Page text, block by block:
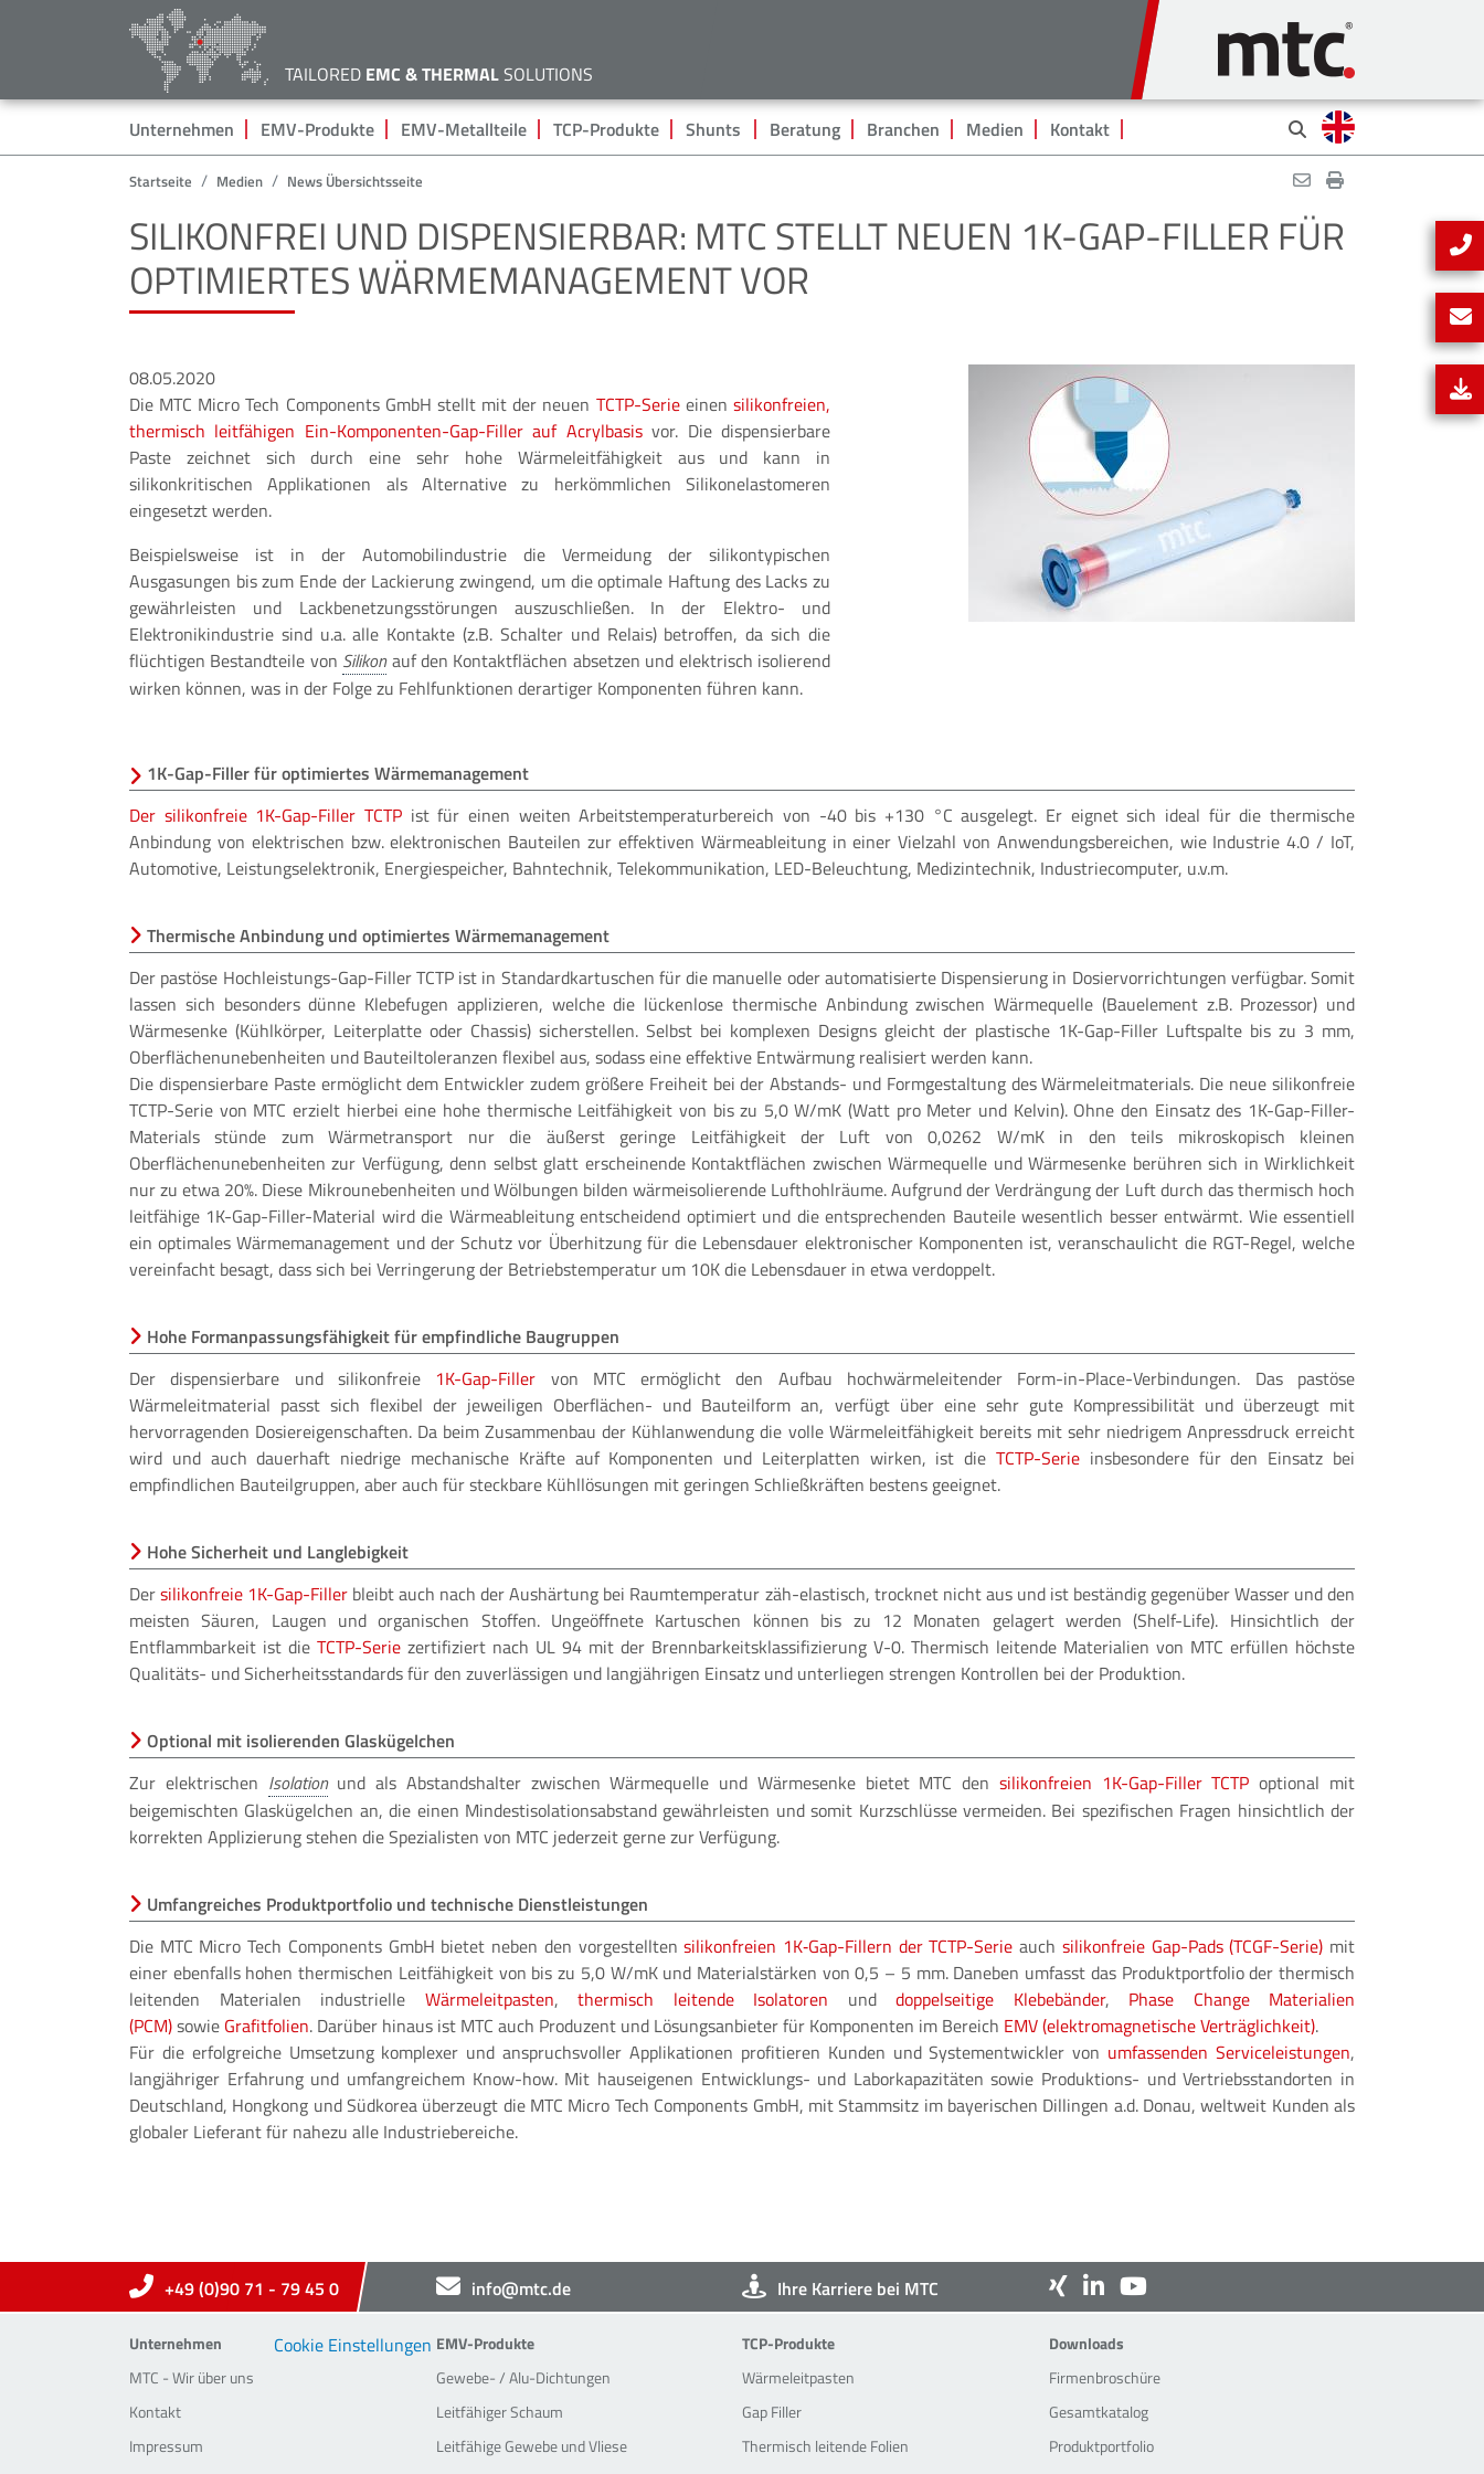
TAILORED EMC & THERMALSOLUTIONS
Hauptnavigation
Unternehmen EMV-Produkte EMV-Metallteile TCP-Produkte Shunts Beratung Branchen Medien Kontakt
Startseite Medien News Übersichtsseite
SILIKONFREI UND DISPENSIERBAR: MTC STELLT NEUEN 1K-GAP-FILLER FÜR
OPTIMIERTES WÄRMEMANAGEMENT VOR
08.05.2020
Die MTC Micro Tech Components GmbH stellt mit der neuen TCTP-Serieeinen silikonfreien,
thermisch leitfähigen Ein-Komponenten-Gap-Filler auf Acrylbasisvor. Die dispensierbare
Paste zeichnet sich durch eine sehr hohe Wärmeleitfähigkeit aus und kann in
silikonkritischen Applikationen als Alternative zu herkömmlichen Silikonelastomeren
eingesetzt werden.
Beispielsweise ist in der Automobilindustrie die Vermeidung der silikontypischen
Ausgasungen bis zum Ende der Lackierung zwingend, um die optimale Haftung des Lacks zu
gewährleisten und Lackbenetzungsstörungen auszuschließen. In der Elektro- und
Elektronikindustrie sind u.a. alle Kontakte (z.B. Schalter und Relais) betroffen, da sich die
flüchtigen Bestandteile von
auf den Kontaktflächen absetzen und elektrisch isolierend
wirken können, was in der Folge zu Fehlfunktionen derartiger Komponenten führen kann.
1K-Gap-Filler für optimiertes Wärmemanagement
Der silikonfreie 1K-Gap-Filler TCTP ist für einen weiten Arbeitstemperaturbereich von -40 bis +130 °C ausgelegt. Er eignet sich ideal für die thermische
Anbindung von elektrischen bzw. elektronischen Bauteilen zur effektiven Wärmeableitung in einer Vielzahl von Anwendungsbereichen, wie Industrie 4.0 / IoT,
Automotive, Leistungselektronik, Energiespeicher, Bahntechnik, Telekommunikation, LED-Beleuchtung, Medizintechnik, Industriecomputer, u.v.m.
Thermische Anbindung und optimiertes Wärmemanagement
Der pastöse Hochleistungs-Gap-Filler TCTP ist in Standardkartuschen für die manuelle oder automatisierte Dispensierung in Dosiervorrichtungen verfügbar. Somit
lassen sich besonders dünne Klebefugen applizieren, welche die lückenlose thermische Anbindung zwischen Wärmequelle (Bauelement z.B. Prozessor) und
Wärmesenke (Kühlkörper, Leiterplatte oder Chassis) sicherstellen. Selbst bei komplexen Designs gleicht der plastische 1K-Gap-Filler Luftspalte bis zu 3 mm,
Oberflächenunebenheiten und Bauteiltoleranzen flexibel aus, sodass eine effektive Entwärmung realisiert werden kann.
Die dispensierbare Paste ermöglicht dem Entwickler zudem größere Freiheit bei der Abstands- und Formgestaltung des Wärmeleitmaterials. Die neue silikonfreie
TCTP-Serie von MTC erzielt hierbei eine hohe thermische Leitfähigkeit von bis zu 5,0 W/mK (Watt pro Meter und Kelvin). Ohne den Einsatz des 1K-Gap-Filler-
Materials stünde zum Wärmetransport nur die äußerst geringe Leitfähigkeit der Luft von 0,0262 W/mK in den teils mikroskopisch kleinen
Oberflächenunebenheiten zur Verfügung, denn selbst glatt erscheinende Kontaktflächen zwischen Wärmequelle und Wärmesenke berühren sich in Wirklichkeit
nur zu etwa 20%. Diese Mikrounebenheiten und Wölbungen bilden wärmeisolierende Lufthohlräume. Aufgrund der Verdrängung der Luft durch das thermisch hoch
leitfähige 1K-Gap-Filler-Material wird die Wärmeableitung entscheidend optimiert und die entsprechenden Bauteile wesentlich besser entwärmt. Wie essentiell
ein optimales Wärmemanagement und der Schutz vor Überhitzung für die Lebensdauer elektronischer Komponenten ist, veranschaulicht die RGT-Regel, welche
vereinfacht besagt, dass sich bei Verringerung der Betriebstemperatur um 10K die Lebensdauer in etwa verdoppelt.
Hohe Formanpassungsfähigkeit für empfindliche Baugruppen
Der dispensierbare und silikonfreie 1K-Gap-Filler von MTC ermöglicht den Aufbau hochwärmeleitender Form-in-Place-Verbindungen. Das pastöse
Wärmeleitmaterial passt sich flexibel der jeweiligen Oberflächen- und Bauteilform an, verfügt über eine sehr gute Kompressibilität und überzeugt mit
hervorragenden Dosiereigenschaften. Da beim Zusammenbau der Kühlanwendung die volle Wärmeleitfähigkeit bereits mit sehr niedrigem Anpressdruck erreicht
wird und auch dauerhaft niedrige mechanische Kräfte auf Komponenten und Leiterplatten wirken, ist dieTCTP-Serie insbesondere für den Einsatz bei
empfindlichen Bauteilgruppen, aber auch für steckbare Kühllösungen mit geringen Schließkräften bestens geeignet.
Hohe Sicherheit und Langlebigkeit
Dersilikonfreie 1K-Gap-Filler bleibt auch nach der Aushärtung bei Raumtemperatur zäh-elastisch, trocknet nicht aus und ist beständig gegenüber Wasser und den
meisten Säuren, Laugen und organischen Stoffen. Ungeöffnete Kartuschen können bis zu 12 Monaten gelagert werden (Shelf-Life). Hinsichtlich der
Entflammbarkeit ist die TCTP-Serie zertifiziert nach UL 94 mit der Brennbarkeitsklassifizierung V-0. Thermisch leitende Materialien von MTC erfüllen höchste
Qualitäts- und Sicherheitsstandards für den zuverlässigen und langjährigen Einsatz und unterliegen strengen Kontrollen bei der Produktion.
Optional mit isolierenden Glaskügelchen
Zur elektrischen
und als Abstandshalter zwischen Wärmequelle und Wärmesenke bietet MTC den silikonfreien 1K-Gap-Filler TCTP optional mit
beigemischten Glaskügelchen an, die einen Mindestisolationsabstand gewährleisten und somit Kurzschlüsse vermeiden. Bei spezifischen Fragen hinsichtlich der
korrekten Applizierung stehen die Spezialisten von MTC jederzeit gerne zur Verfügung.
Umfangreiches Produktportfolio und technische Dienstleistungen
Die MTC Micro Tech Components GmbH bietet neben den vorgestelltensilikonfreien 1K‑Gap-Fillern der TCTP-Serie auch silikonfreie Gap-Pads (TCGF-Serie) mit
einer ebenfalls hohen thermischen Leitfähigkeit von bis zu 5,0 W/mK und Materialstärken von 0,5 – 5 mm. Daneben umfasst das Produktportfolio der thermisch
leitenden Materialen industrielle Wärmeleitpasten, thermisch leitende Isolatoren und doppelseitige Klebebänder, Phase Change Materialien
(PCM)sowie Grafitfolien. Darüber hinaus ist MTC auch Produzent und Lösungsanbieter für Komponenten im Bereich EMV (elektromagnetische Verträglichkeit).
Für die erfolgreiche Umsetzung komplexer und anspruchsvoller Applikationen profitieren Kunden und Systementwickler von umfassenden Serviceleistungen,
langjähriger Erfahrung und umfangreichem Know-how. Mit hauseigenen Entwicklungs- und Laborkapazitäten sowie Produktions- und Vertriebsstandorten in
Deutschland, Hongkong und Südkorea überzeugt die MTC Micro Tech Components GmbH, mit Stammsitz im bayerischen Dillingen a.d. Donau, weltweit Kunden als
globaler Lieferant für nahezu alle Industriebereiche.
+49 (0)90 71 - 79 45 0 info@mtc.de Ihre Karriere bei MTC
Company
Unternehmen
MTC - Wir über uns
Kontakt
Impressum
Cookie Einstellungen EMC-Products
EMV-Produkte
Gewebe- / Alu-Dichtungen
Leitfähiger Schaum
Leitfähige Gewebe und Vliese
TCP-Products
TCP-Produkte
Wärmeleitpasten
Gap Filler
Thermisch leitende Folien
Downloads
Downloads
Firmenbroschüre
Gesamtkatalog
Produktportfolio